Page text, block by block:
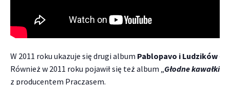
W 2011 roku ukazuje się drugi album Pablopavo i Ludzików– „
Również w 2011 roku pojawił się też album „ Głodne kawałki
z producentem Praczasem.